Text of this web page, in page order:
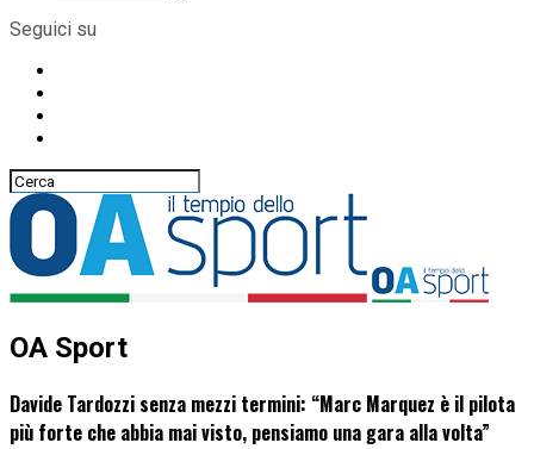
Seguici su
OA Sport
Davide Tardozzi senza mezzi termini: “Marc Marquez è il pilota
più forte che abbia mai visto, pensiamo una gara alla volta”